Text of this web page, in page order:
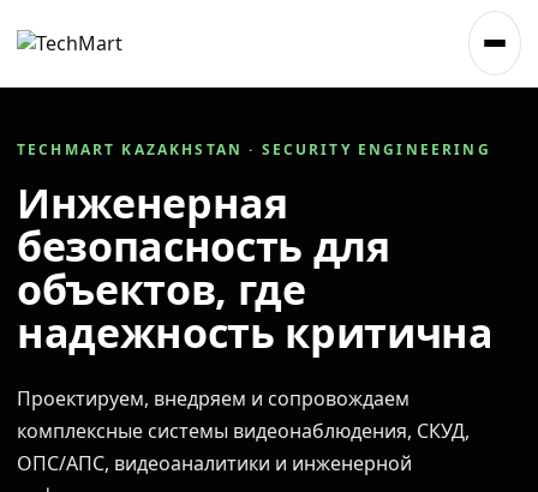
TECHMART KAZAKHSTAN · SECURITY ENGINEERING
Инженерная
безопасность для
объектов, где
надежность критична
Проектируем, внедряем и сопровождаем
комплексные системы видеонаблюдения, СКУД,
ОПС/АПС, видеоаналитики и инженерной